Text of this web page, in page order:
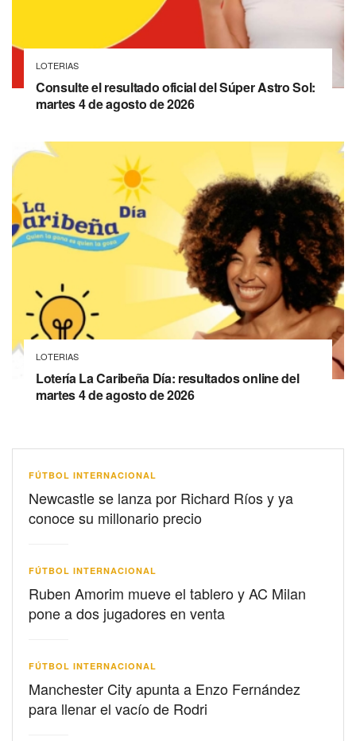
LOTERIAS
Consulte el resultado oficial del Súper Astro Sol:
martes 4 de agosto de 2026
LOTERIAS
Lotería La Caribeña Día: resultados online del
martes 4 de agosto de 2026
FÚTBOL INTERNACIONAL
Newcastle se lanza por Richard Ríos y ya
conoce su millonario precio
FÚTBOL INTERNACIONAL
Ruben Amorim mueve el tablero y AC Milan
pone a dos jugadores en venta
FÚTBOL INTERNACIONAL
Manchester City apunta a Enzo Fernández
para llenar el vacío de Rodri